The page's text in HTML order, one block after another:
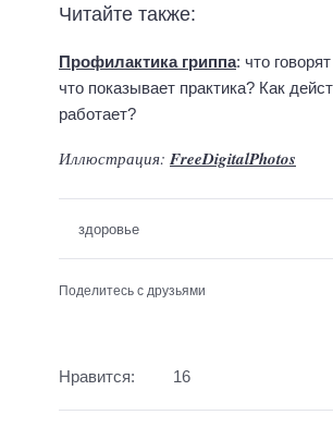
Читайте также:
Профилактика гриппа: что
что показывает практика? Как
работает?
Иллюстрация: FreeDigitalPhotos
здоровье
Поделитесь с друзьями
Нравится: 16